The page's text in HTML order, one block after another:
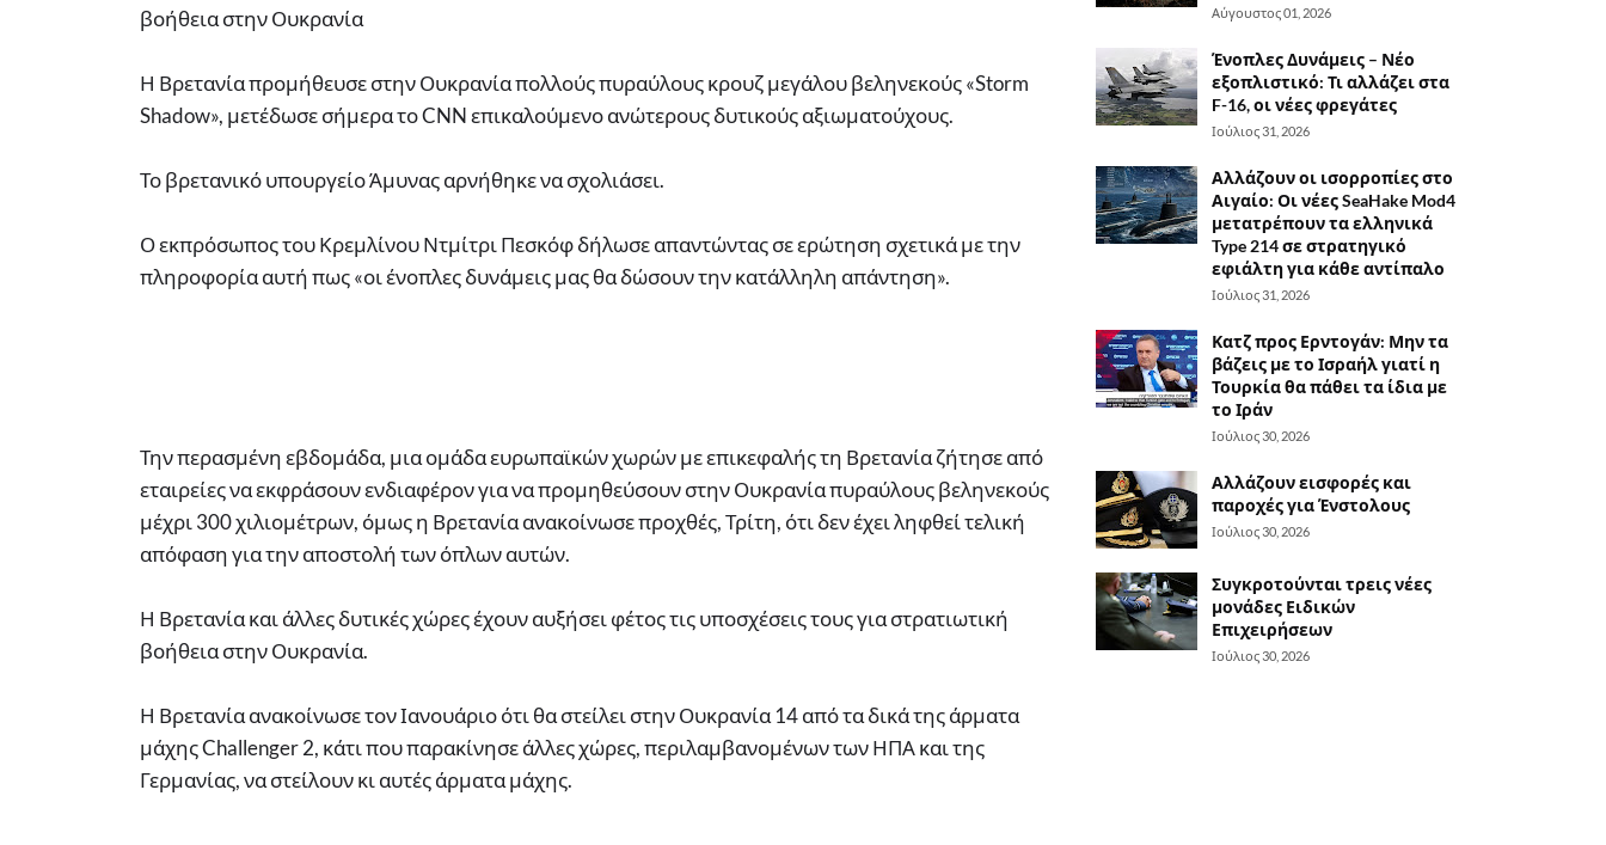
βοήθεια στην Ουκρανία
Η Βρετανία προμήθευσε στην Ουκρανία πολλούς πυραύλους κρουζ μεγάλου βεληνεκούς «Storm
Shadow», μετέδωσε σήμερα το CNN επικαλούμενο ανώτερους δυτικούς αξιωματούχους.
Το βρετανικό υπουργείο Άμυνας αρνήθηκε να σχολιάσει.
Ο εκπρόσωπος του Κρεμλίνου Ντμίτρι Πεσκόφ δήλωσε απαντώντας σε ερώτηση σχετικά με την
πληροφορία αυτή πως «οι ένοπλες δυνάμεις μας θα δώσουν την κατάλληλη απάντηση».
Την περασμένη εβδομάδα, μια ομάδα ευρωπαϊκών χωρών με επικεφαλής τη Βρετανία ζήτησε από
εταιρείες να εκφράσουν ενδιαφέρον για να προμηθεύσουν στην Ουκρανία πυραύλους βεληνεκούς
μέχρι 300 χιλιομέτρων, όμως η Βρετανία ανακοίνωσε προχθές, Τρίτη, ότι δεν έχει ληφθεί τελική
απόφαση για την αποστολή των όπλων αυτών.
Η Βρετανία και άλλες δυτικές χώρες έχουν αυξήσει φέτος τις υποσχέσεις τους για στρατιωτική
βοήθεια στην Ουκρανία.
Η Βρετανία ανακοίνωσε τον Ιανουάριο ότι θα στείλει στην Ουκρανία 14 από τα δικά της άρματα
μάχης Challenger 2, κάτι που παρακίνησε άλλες χώρες, περιλαμβανομένων των ΗΠΑ και της
Γερμανίας, να στείλουν κι αυτές άρματα μάχης.
Αύγουστος 01, 2026
Ένοπλες Δυνάμεις – Νέο
εξοπλιστικό: Τι αλλάζει στα
F-16, οι νέες φρεγάτες
Ιούλιος 31, 2026
Αλλάζουν οι ισορροπίες στο
Αιγαίο: Οι νέες SeaHake Mod4
μετατρέπουν τα ελληνικά
Type 214 σε στρατηγικό
εφιάλτη για κάθε αντίπαλο
Ιούλιος 31, 2026
Κατζ προς Ερντογάν: Μην τα
βάζεις με το Ισραήλ γιατί η
Τουρκία θα πάθει τα ίδια με
το Ιράν
Ιούλιος 30, 2026
Αλλάζουν εισφορές και
παροχές για Ένστολους
Ιούλιος 30, 2026
Συγκροτούνται τρεις νέες
μονάδες Ειδικών
Επιχειρήσεων
Ιούλιος 30, 2026